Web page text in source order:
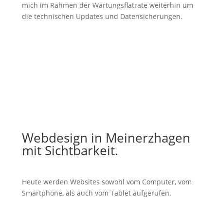
mich im Rahmen der Wartungsflatrate weiterhin um
die technischen Updates und Datensicherungen.
Webdesign in Meinerzhagen
mit Sichtbarkeit.
Heute werden Websites sowohl vom Computer, vom
Smartphone, als auch vom Tablet aufgerufen.